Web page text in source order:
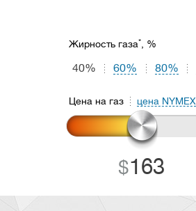
Жирность газа*, %
40% 60% 80%
Цена на газ цена NYMEX
163